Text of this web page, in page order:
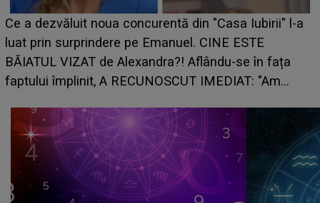
a
HOROSCOP de weekend, 8-9 august 2026. Zodia
care riscă să rămână fără bani. O decizie luată în
grabă îi aduce pierderi semnificative și îi dă toate
planurile peste cap